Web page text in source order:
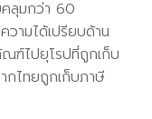
ลุมกว่า 60
วามได้เปรียบด้าน
ฑ์ไปยุโรปที่ถูกเก็บ
กไทยถูกเก็บภาษี